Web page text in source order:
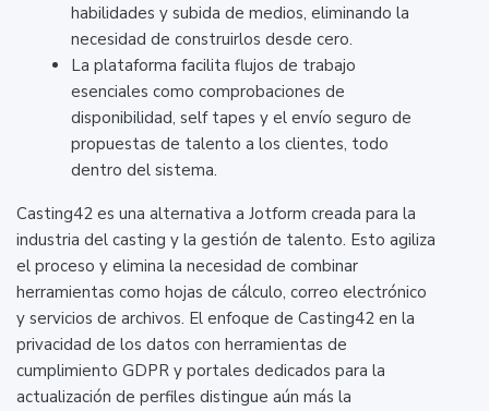
habilidades y subida de medios, eliminando la
necesidad de construirlos desde cero.
La plataforma facilita flujos de trabajo
esenciales como comprobaciones de
disponibilidad, self tapes y el envío seguro de
propuestas de talento a los clientes, todo
dentro del sistema.
Casting42 es una alternativa a Jotform creada para la
industria del casting y la gestión de talento. Esto agiliza
el proceso y elimina la necesidad de combinar
herramientas como hojas de cálculo, correo electrónico
y servicios de archivos. El enfoque de Casting42 en la
privacidad de los datos con herramientas de
cumplimiento GDPR y portales dedicados para la
actualización de perfiles distingue aún más la